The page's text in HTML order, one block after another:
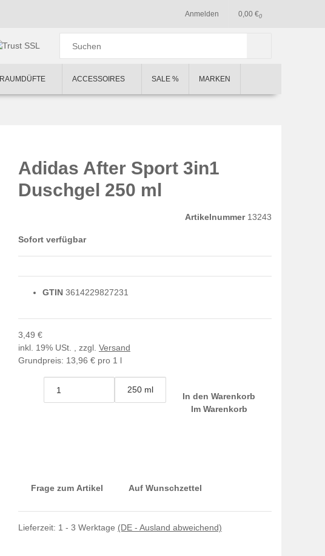
Anmelden 0
0,00 €
RAUMDÜFTE ACCESSOIRES SALE % MARKEN
Adidas After Sport 3in1
Duschgel 250 ml
Artikelnummer 13243
GTIN 3614229827231
3,49 €
inkl. 19% USt. , zzgl. Versand
Grundpreis: 13,96 € pro 1 l
Frage zum Artikel Auf Wunschzettel
250 ml
In den Warenkorb
Im Warenkorb
Sofort verfügbar
Lieferzeit: 1 - 3 Werktage (DE - Ausland abweichend)